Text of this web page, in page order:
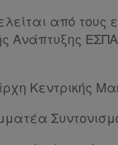
από τους
Ανάπτυξης ΕΣΠΑ
Κεντρικής